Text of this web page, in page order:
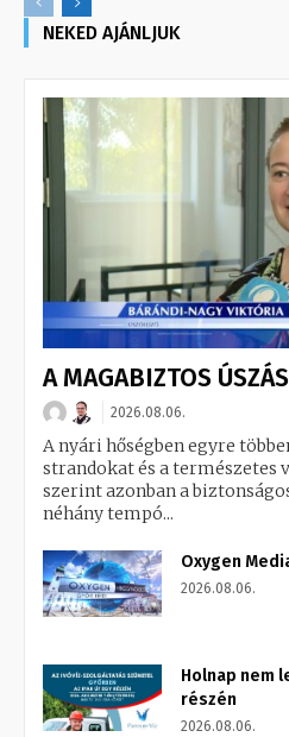
NEKED AJÁNLJUK
A MAGABIZTOS
2026.08.06.
A nyári hőségben egyre
strandokat és a természetes
szerint azonban a
néhány tempó...
Oxygen
2026.08.06.
Holnap nem
részén
2026.08.06.